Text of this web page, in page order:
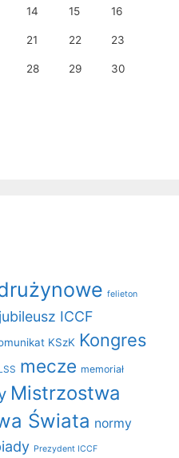
14 15 16
21 22 23
28 29 30
felieton
jubileusz ICCF
KSzK Kongres
mecze memoriał
Mistrzostwa
Świata normy
Prezydent ICCF